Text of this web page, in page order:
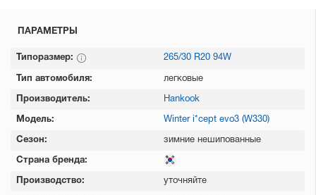
ПАРАМЕТРЫ
Типоразмер: 265/30 R20 94W
Тип автомобиля: легковые
Производитель: Hankook
Модель: Winter i*cept evo3 (W330)
Сезон: зимние нешипованные
Страна бренда:
Производство: уточняйте